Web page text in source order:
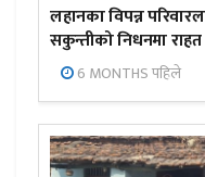
लहानका विपन्न
सकुन्तीको निधनमा राहत
6 MONTHS पहिले